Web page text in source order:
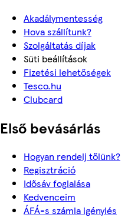
Akadálymentesség
Hova szállítunk?
Szolgáltatás díjak
Süti beállítások
Fizetési lehetőségek
Tesco.hu
Clubcard
Első bevásárlás
Hogyan rendelj tőlünk?
Regisztráció
Idősáv foglalása
Kedvenceim
ÁFÁ-s számla igénylés